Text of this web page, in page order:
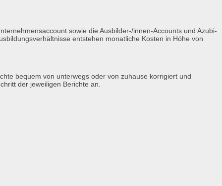
sowie die Ausbilder-/innen-Accounts und Azubi-
entstehen monatliche Kosten in Höhe von
bequem von unterwegs oder von zuhause korrigiert und
der jeweiligen Berichte an.